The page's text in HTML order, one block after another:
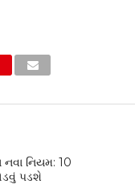
નવા નિયમ: 10
પડશે